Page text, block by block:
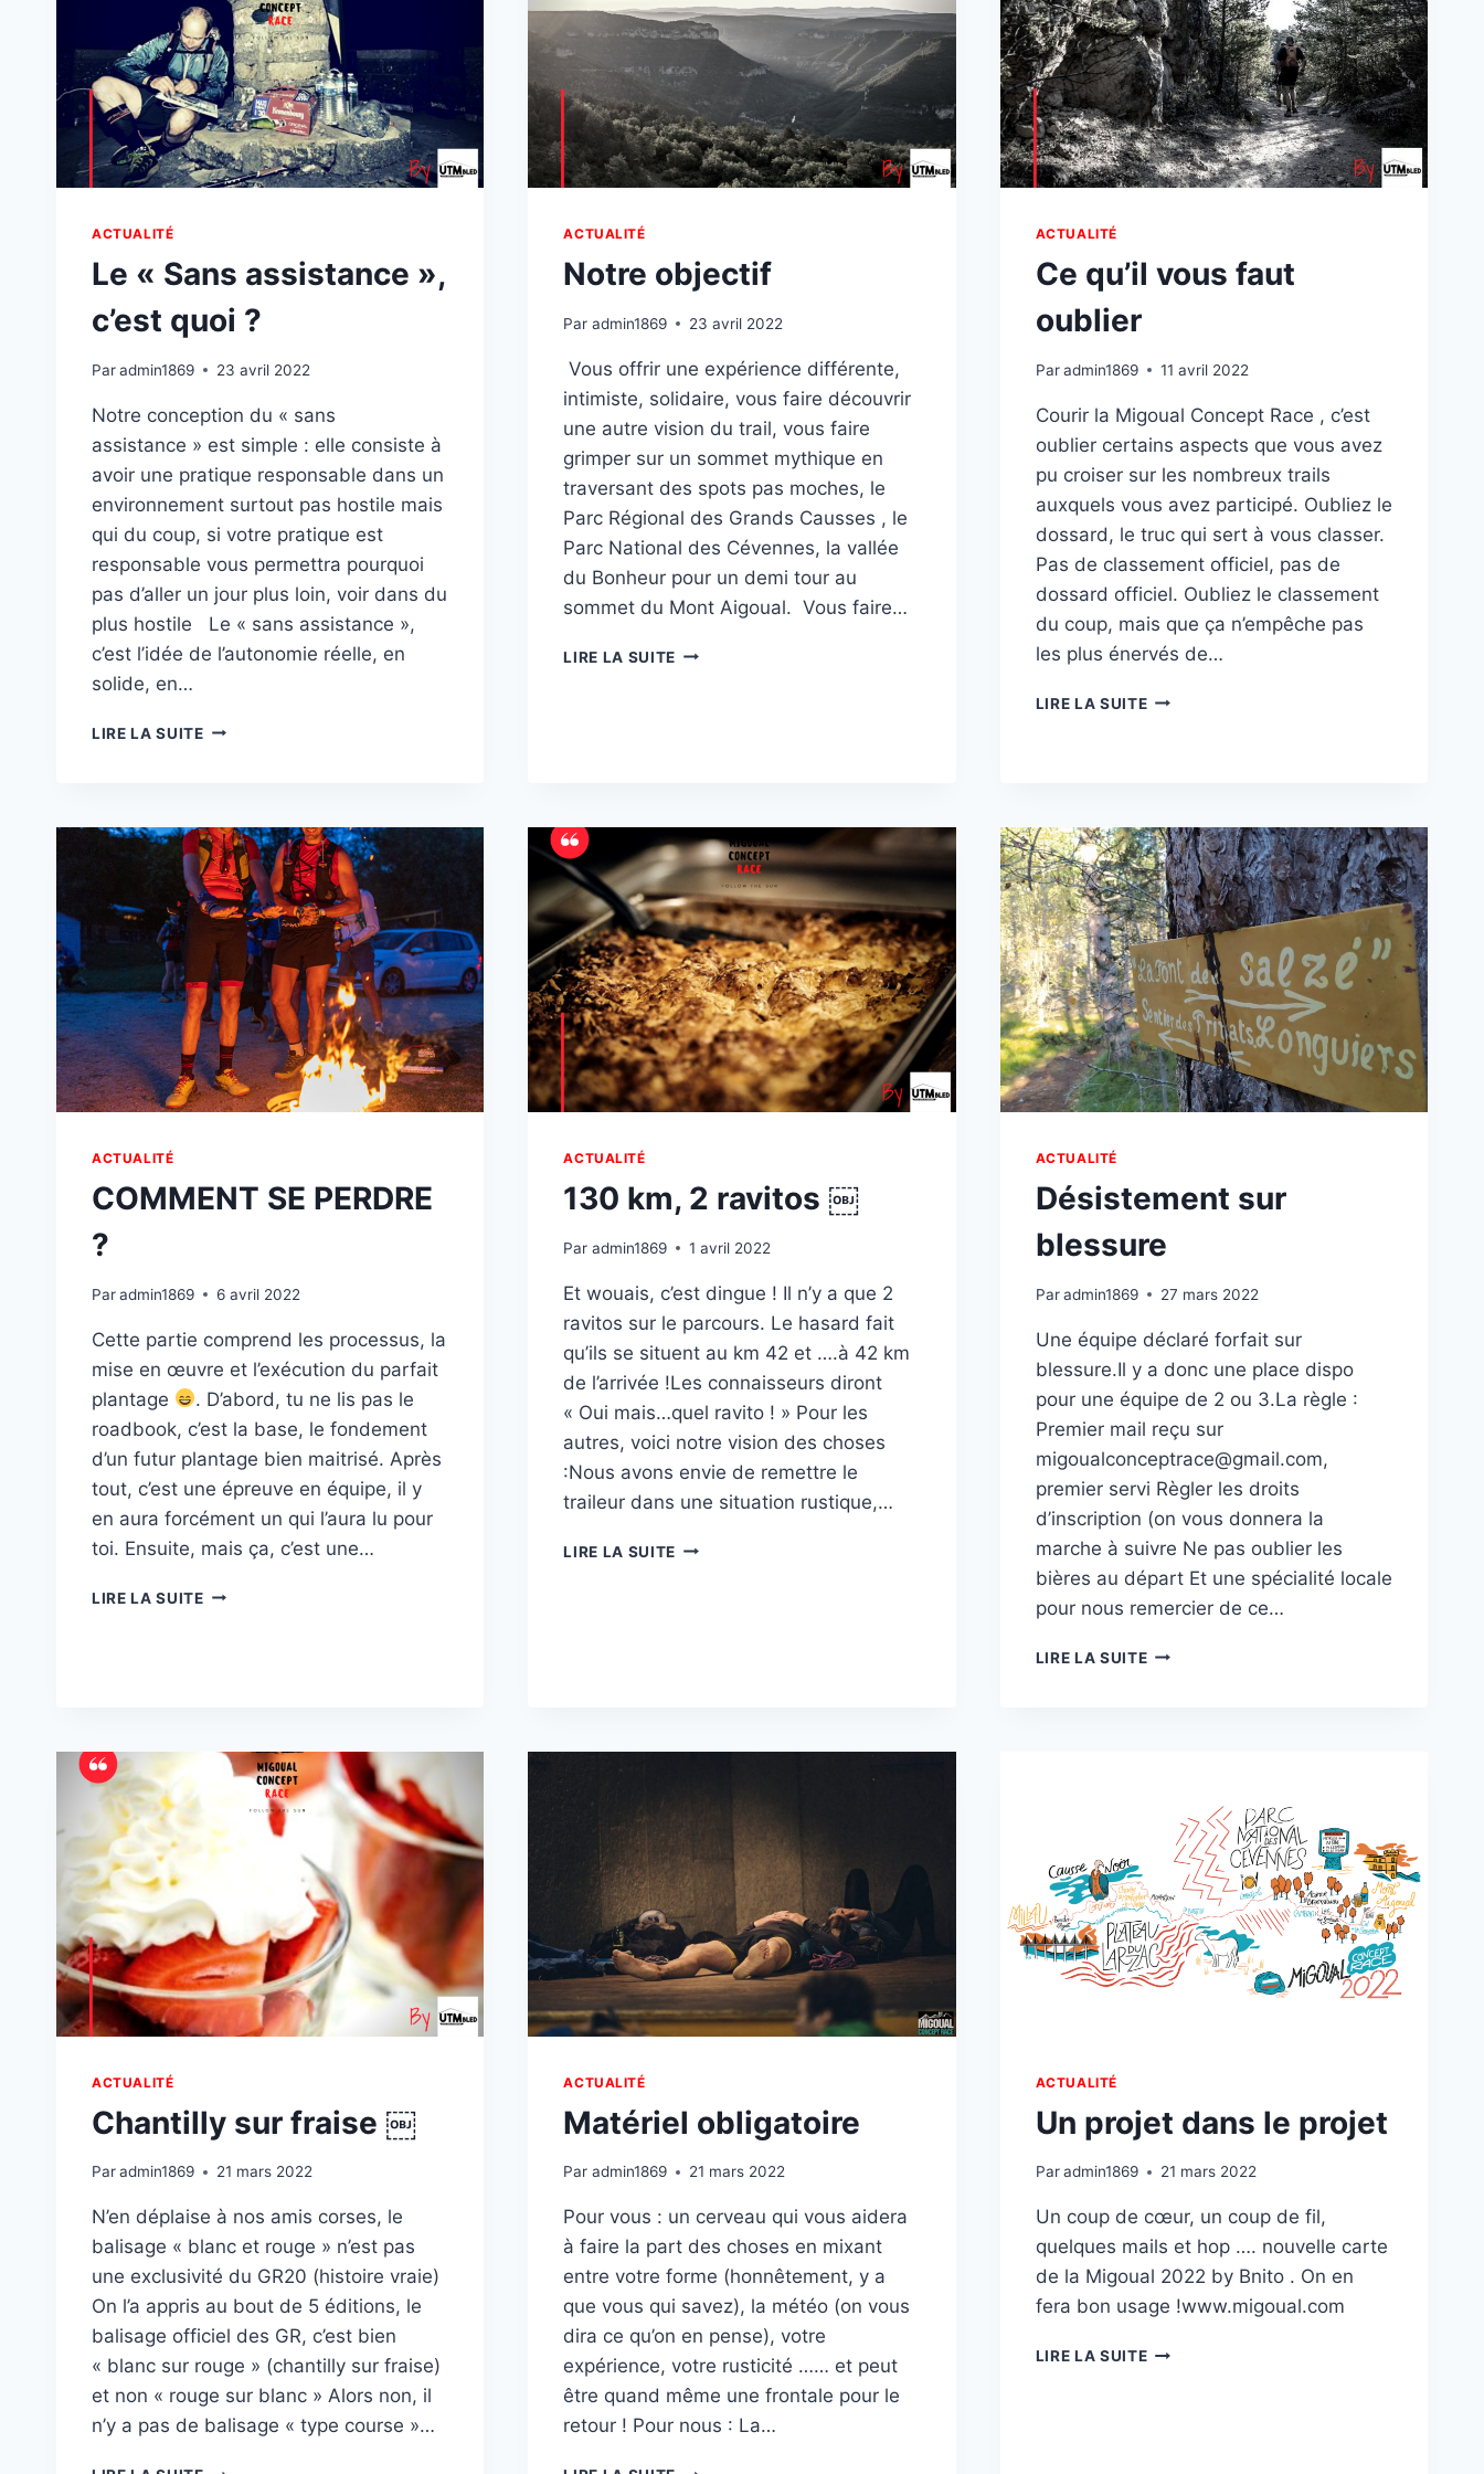
ACTUALITÉ
Le « Sans assistance »,
c’est quoi ?
Paradmin1869 23 avril 2022
Notre conception du « sans
assistance » est simple : elle consiste à
avoir une pratique responsable dans un
environnement surtout pas hostile mais
qui du coup, si votre pratique est
responsable vous permettra pourquoi
pas d’aller un jour plus loin, voir dans du
plus hostile Le « sans assistance »,
c’est l’idée de l’autonomie réelle, en
solide, en…
LIRE LA SUITELE
?
ACTUALITÉ
Notre objectif
Par admin1869 23 avril 2022
Vous offrir une expérience différente,
intimiste, solidaire, vous faire découvrir
une autre vision du trail, vous faire
grimper sur un sommet mythique en
traversant des spots pas moches, le
Parc Régional des Grands Causses , le
Parc National des Cévennes, la vallée
du Bonheur pour un demi tour au
sommet du Mont Aigoual. Vous faire…
LIRE LA SUITE NOTRE
ACTUALITÉ
Ce qu’il vous faut
oublier
Par admin1869 11 avril 2022
Courir la Migoual Concept Race , c’est
oublier certains aspects que vous avez
pu croiser sur les nombreux trails
auxquels vous avez participé. Oubliez le
dossard, le truc qui sert à vous classer.
Pas de classement officiel, pas de
dossard officiel. Oubliez le classement
du coup, mais que ça n’empêche pas
les plus énervés de…
LIRE LA SUITECE
ACTUALITÉ
COMMENT SE PERDRE
?
Paradmin1869 6 avril 2022
Cette partie comprend les processus, la
mise en œuvre et l’exécution du parfait
plantage
. D’abord, tu ne lis pas le
roadbook, c’est la base, le fondement
d’un futur plantage bien maitrisé. Après
tout, c’est une épreuve en équipe, il y
en aura forcément un qui l’aura lu pour
toi. Ensuite, mais ça, c’est une…
LIRE LA SUITECOMMENT
ACTUALITÉ
130 km, 2 ravitos ￼
Par admin1869 1 avril 2022
Et wouais, c’est dingue ! Il n’y a que 2
ravitos sur le parcours. Le hasard fait
qu’ils se situent au km 42 et ….à 42 km
de l’arrivée !Les connaisseurs diront
« Oui mais…quel ravito ! » Pour les
autres, voici notre vision des choses
:Nous avons envie de remettre le
traileur dans une situation rustique,…
LIRE LA SUITE 130
ACTUALITÉ
Désistement sur
blessure
Par admin1869 27 mars 2022
Une équipe déclaré forfait sur
blessure.Il y a donc une place dispo
pour une équipe de 2 ou 3.La règle :
Premier mail reçu sur
migoualconceptrace@gmail.com,
premier servi Règler les droits
d’inscription (on vous donnera la
marche à suivre Ne pas oublier les
bières au départ Et une spécialité locale
pour nous remercier de ce…
LIRE LA SUITEDÉSISTEMENT
ACTUALITÉ
Chantilly sur fraise ￼
Paradmin1869 21 mars 2022
N’en déplaise à nos amis corses, le
balisage « blanc et rouge » n’est pas
une exclusivité du GR20 (histoire vraie)
On l’a appris au bout de 5 éditions, le
balisage officiel des GR, c’est bien
« blanc sur rouge » (chantilly sur fraise)
et non « rouge sur blanc » Alors non, il
n’y a pas de balisage « type course »…
CHANTILLY
ACTUALITÉ
Matériel obligatoire
Par admin1869 21 mars 2022
Pour vous : un cerveau qui vous aidera
à faire la part des choses en mixant
entre votre forme (honnêtement, y a
que vous qui savez), la météo (on vous
dira ce qu’on en pense), votre
expérience, votre rusticité …… et peut
être quand même une frontale pour le
retour ! Pour nous : La…
MATÉRIEL
ACTUALITÉ
Un projet dans le projet
Par admin1869 21 mars 2022
Un coup de cœur, un coup de fil,
quelques mails et hop …. nouvelle carte
de la Migoual 2022 by Bnito . On en
fera bon usage !www.migoual.com
LIRE LA SUITEUN